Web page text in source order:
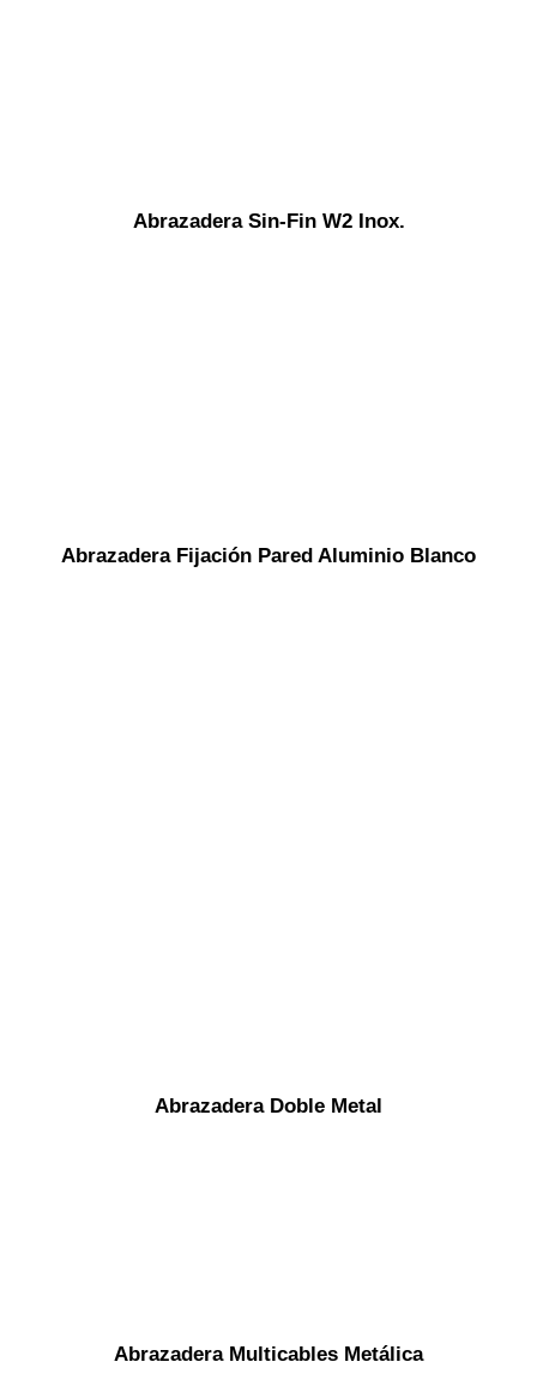
Abrazadera Sin-Fin W2 Inox.
Abrazadera Fijación Pared Aluminio Blanco
Abrazadera Doble Metal
Abrazadera Multicables Metálica